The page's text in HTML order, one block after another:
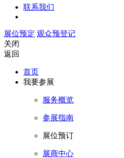
联系我们
展位预定 观众预登记
关闭
返回
首页
我要参展
服务概览
参展指南
展位预订
展商中心